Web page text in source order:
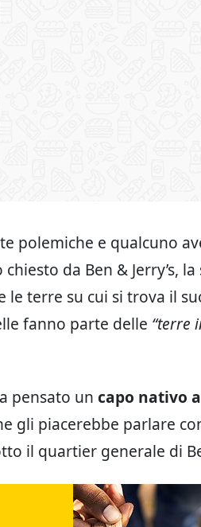
polemiche e qualcuno
da Ben & Jerry’s, la
le terre su cui si trova il
fanno parte delle “terre
pensato un capo nativo
gli piacerebbe parlare
il quartier generale di